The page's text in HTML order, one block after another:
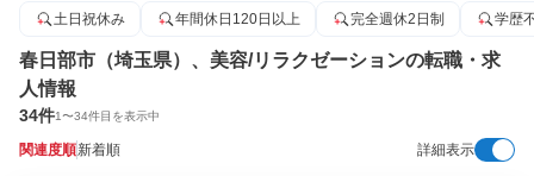
土日祝休み
年間休日120日以上 完全週休2日制 学歴
春日部市（埼玉県）、美容/リラクゼーションの転職・求
人情報
34件1〜34件目を表示中
関連度順新着順 詳細表示